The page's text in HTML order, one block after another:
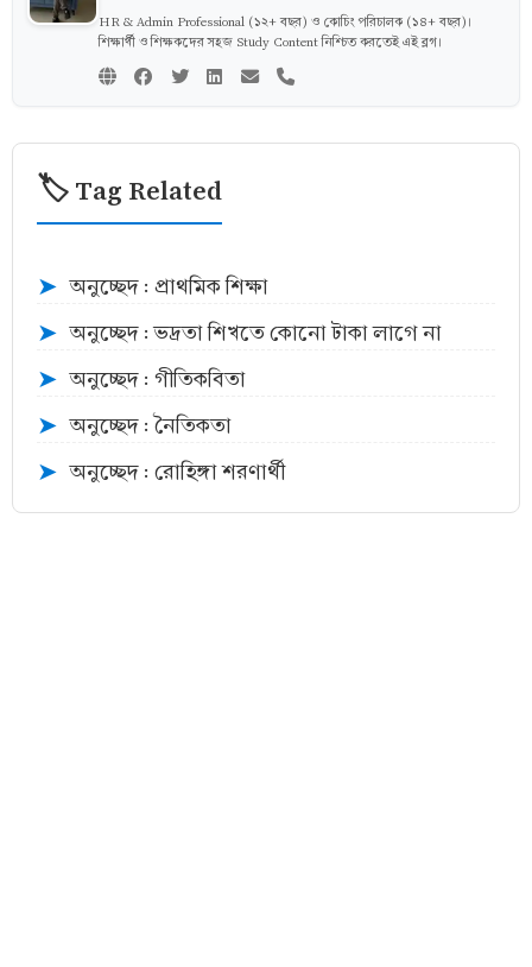
HR & Admin Professional (১২+ বছর) ও কোচিং পরিচালক (১৪+ বছর)।
শিক্ষার্থী ও শিক্ষকদের সহজ Study Content নিশ্চিত করতেই এই ব্লগ।
🏷️ Tag Related
➤ অনুচ্ছেদ : প্রাথমিক শিক্ষা
➤ অনুচ্ছেদ : ভদ্রতা শিখতে কোনো টাকা লাগে না
➤ অনুচ্ছেদ : গীতিকবিতা
➤ অনুচ্ছেদ : নৈতিকতা
➤ অনুচ্ছেদ : রোহিঙ্গা শরণার্থী